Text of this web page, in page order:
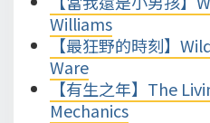
Williams
【最狂野的時刻】
Ware
【有生之年】The
Mechanics